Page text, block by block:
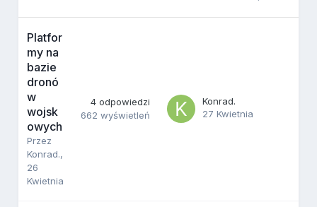
Platfor
my na
bazie
dronó
w
wojsk
owych
Przez
Konrad.,
26
Kwietnia
4 odpowiedzi
662 wyświetleń
Konrad.
27 Kwietnia